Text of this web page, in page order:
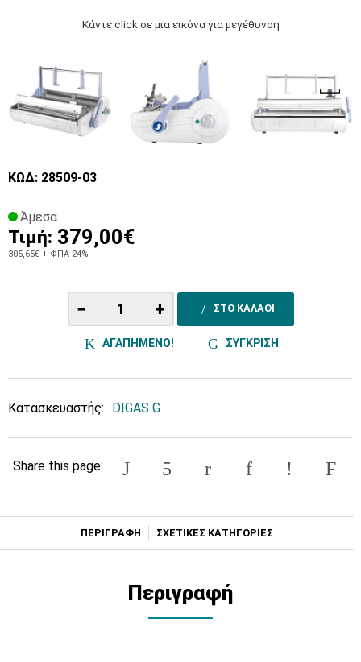
Κάντε click σε μια εικόνα για μεγέθυνση
ΚΩΔ: 28509-03
Άμεσα
Τιμή: 379,00€
305,65€ + ΦΠΑ 24%
− + ΣΤΟ ΚΑΛΑΘΙ
ΑΓΑΠΗΜΕΝΟ! ΣΥΓΚΡΙΣΗ
Κατασκευαστής: DIGAS G
Share this page:
ΠΕΡΙΓΡΑΦΗ ΣΧΕΤΙΚΕΣ ΚΑΤΗΓΟΡΙΕΣ
Περιγραφή